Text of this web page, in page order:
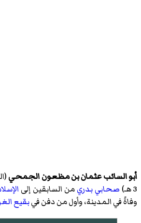
أبو السائب عثمان بن مظعون الجمحي
3 هـ)
صحابي بدريمن السابقين إلى
وفاةً في المدينة، وأول من دفن فيبقيع